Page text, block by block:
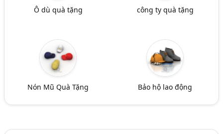
Ô dù quà tặng công ty quà tặng
Nón Mũ Quà Tặng Bảo hộ lao động